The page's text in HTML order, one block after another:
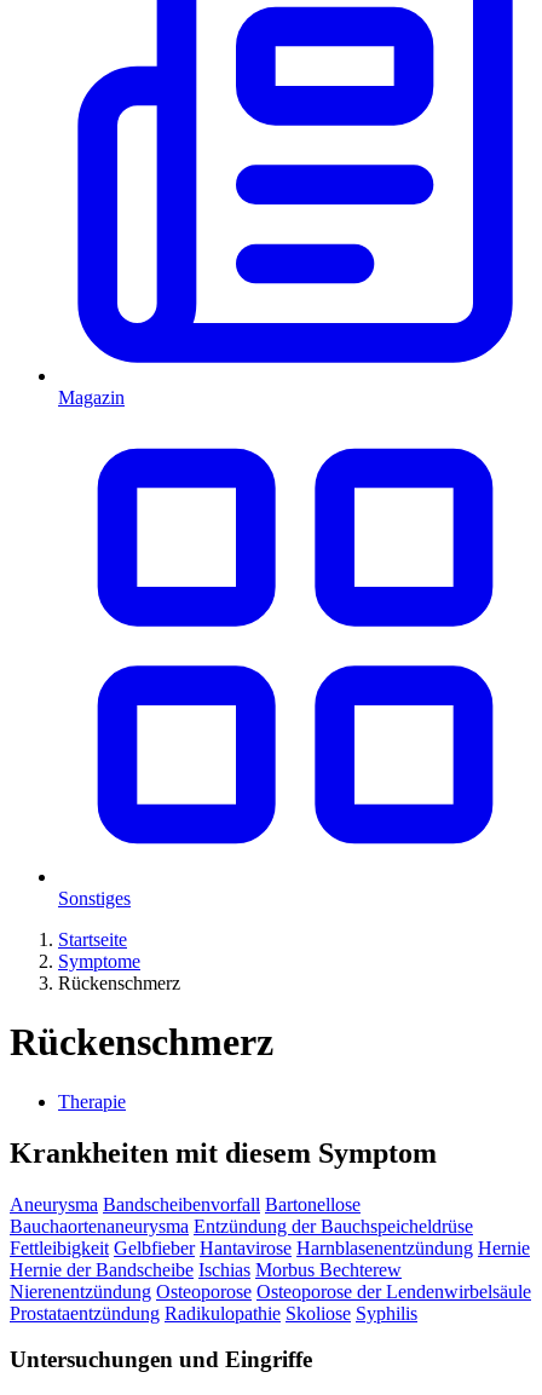
Magazin
Sonstiges
Startseite
Symptome
Rückenschmerz
Rückenschmerz
Therapie
Krankheiten mit diesem Symptom
Aneurysma Bandscheibenvorfall Bartonellose
Bauchaortenaneurysma Entzündung der Bauchspeicheldrüse
Fettleibigkeit Gelbfieber Hantavirose Harnblasenentzündung Hernie
Hernie der Bandscheibe Ischias Morbus Bechterew
Nierenentzündung Osteoporose Osteoporose der Lendenwirbelsäule
Prostataentzündung Radikulopathie Skoliose Syphilis
Untersuchungen und Eingriffe